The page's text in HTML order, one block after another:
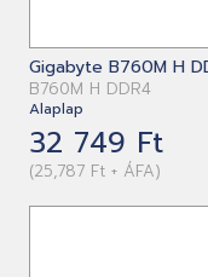
Gigabyte B760M H
B760M H DDR4
Alaplap
32 749 Ft
(25,787 Ft + ÁFA)